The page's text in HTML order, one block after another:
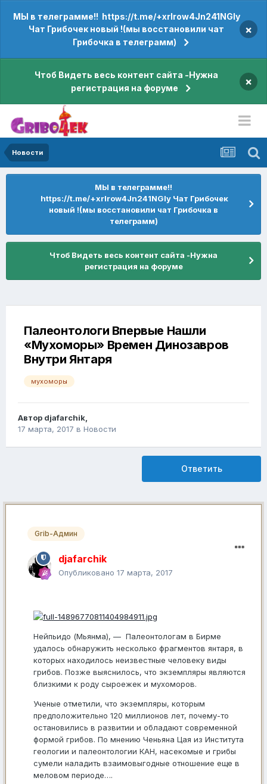
МЫ в телеграмме!! https://t.me/+xrIrow4Jn241NGIy
Чат Грибочек новый !(мы восстановили чат
Грибочка в телеграмм)
×
Чтоб Видеть весь контент сайта -Нужна
регистрация на форуме
×
Новости
МЫ в телеграмме!!
https://t.me/+xrIrow4Jn241NGIy Чат Грибочек
новый !(мы восстановили чат Грибочка в
телеграмм)
Чтоб Видеть весь контент сайта -Нужна
регистрация на форуме
Палеонтологи Впервые Нашли
«Мухоморы» Времен Динозавров
Внутри Янтаря
мухоморы
Автор djafarchik,
17 марта, 2017 в Новости
Ответить
Grib-Админ
djafarchik
Опубликовано 17 марта, 2017
Нейпьидо (Мьянма), — Палеонтологам в Бирме
удалось обнаружить несколько фрагментов янтаря, в
которых находилось неизвестные человеку виды
грибов. Позже выяснилось, что экземпляры являются
близкими к роду сыроежек и мухоморов.
Ученые отметили, что экземпляры, которым
предположительно 120 миллионов лет, почему-то
остановились в развитии и обладают современной
формой грибов. По мнению Ченьяна Цая из Института
геологии и палеонтологии КАН, насекомые и грибы
сумели наладить взаимовыгодные отношение еще в
меловом периоде….